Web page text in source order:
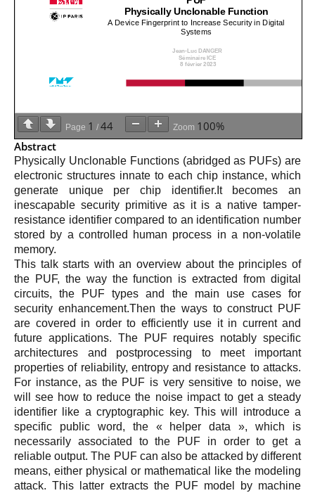
S’engager à Télécom
Paris
Parcours Numérique
Responsable
Corps des Mines
Parcours Talents : un
donnant accès aux
Corps techniques de
l’État
Artificielle en
alternance
réseaux et des
Intelligence
Artificielle – Expert
Data & MLops
Intelligence
Artificielle
multimodale et
autonome
Je suis élève en
situation de
handicap, comment
Vous êtes admis,
préparez votre
Financement
Entreprises &
solutions Mastère
Spécialisé
Brochures &
contacts
Événements des
formations de
professionnel
• Journaliste
• Créateur d’entreprise
Page 1 / 44 Zoom 100%
Abstract
Physically Unclonable Functions (abridged as PUFs) are
electronic structures innate to each chip instance, which
generate unique per chip identifier.It becomes an
inescapable security primitive as it is a native tamper-
resistance identifier compared to an identification number
stored by a controlled human process in a non-volatile
memory.
This talk starts with an overview about the principles of
the PUF, the way the function is extracted from digital
circuits, the PUF types and the main use cases for
security enhancement.Then the ways to construct PUF
are covered in order to efficiently use it in current and
future applications. The PUF requires notably specific
architectures and postprocessing to meet important
properties of reliability, entropy and resistance to attacks.
For instance, as the PUF is very sensitive to noise, we
will see how to reduce the noise impact to get a steady
identifier like a cryptographic key. This will introduce a
specific public word, the « helper data », which is
necessarily associated to the PUF in order to get a
reliable output.The PUF can also be attacked by different
means, either physical or mathematical like the modeling
attack. This latter extracts the PUF model by machine